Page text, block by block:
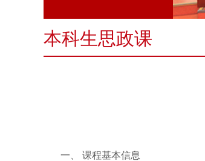
本科生思政课
一、 课程基本信息